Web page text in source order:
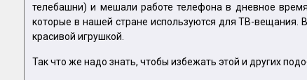
телебашни) и мешали работе телефона в дневное
которые в нашей стране используются для ТВ-вещания.
красивой игрушкой.
Так что же надо знать, чтобы избежать этой и других